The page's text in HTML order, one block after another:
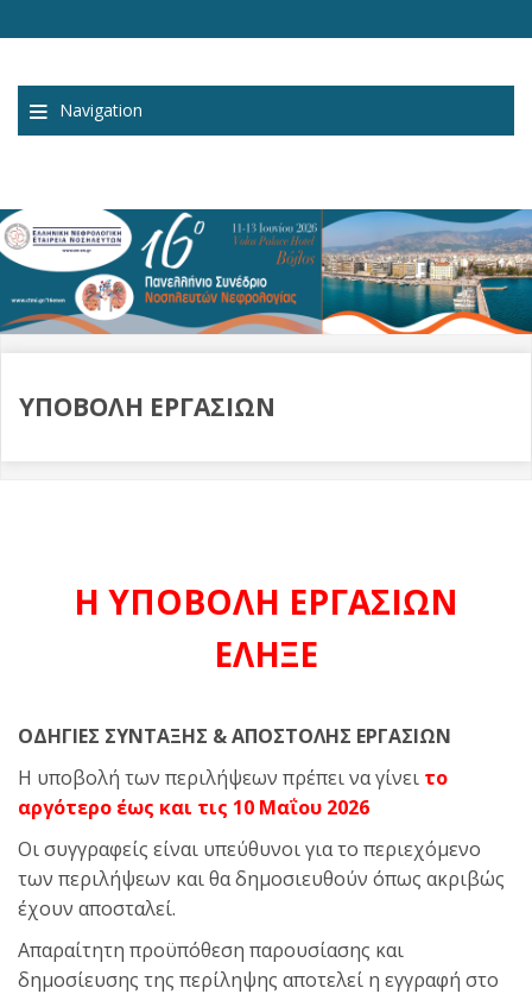
Navigation
ΥΠΟΒΟΛΗ ΕΡΓΑΣΙΩΝ
Η ΥΠΟΒΟΛΗ ΕΡΓΑΣΙΩΝ
ΕΛΗΞΕ
ΟΔΗΓΙΕΣ ΣΥΝΤΑΞΗΣ & ΑΠΟΣΤΟΛΗΣ ΕΡΓΑΣΙΩΝ
Η υποβολή των περιλήψεων πρέπει να γίνει το
αργότερο έως και τις 10 Μαΐου 2026
Οι συγγραφείς είναι υπεύθυνοι για το περιεχόμενο
των περιλήψεων και θα δημοσιευθούν όπως ακριβώς
έχουν αποσταλεί.
Απαραίτητη προϋπόθεση παρουσίασης και
δημοσίευσης της περίληψης αποτελεί η εγγραφή στο